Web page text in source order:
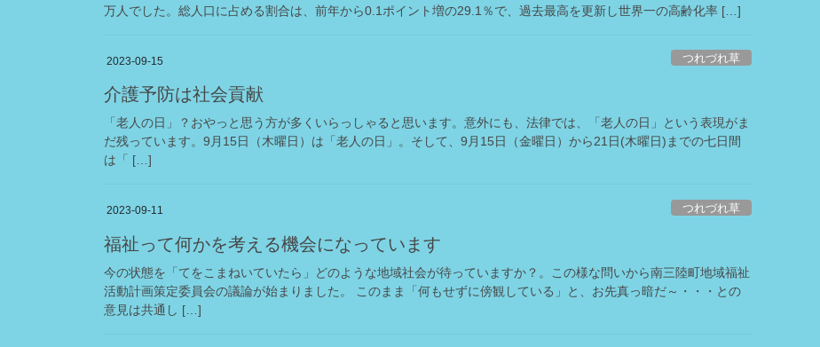
万人でした。総人口に占める割合は、前年から0.1ポイント増の29.1％で、過去最高を更新し世界一の高齢化率 […]
2023-09-15 つれづれ草
介護予防は社会貢献
「老人の日」？おやっと思う方が多くいらっしゃると思います。意外にも、法律では、「老人の日」という表現がま
だ残っています。9月15日（木曜日）は「老人の日」。そして、9月15日（金曜日）から21日(木曜日)までの七日間
は「 […]
2023-09-11 つれづれ草
福祉って何かを考える機会になっています
今の状態を「てをこまねいていたら」どのような地域社会が待っていますか？。この様な問いから南三陸町地域福祉
活動計画策定委員会の議論が始まりました。 このまま「何もせずに傍観している」と、お先真っ暗だ～・・・との
意見は共通し […]